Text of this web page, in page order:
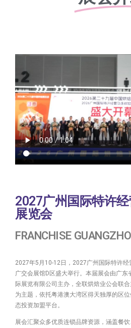
2027广州国际特许
展览会
FRANCHISE
2027年5月10-12日，2027广州国际特许经
广交会展馆D区盛大举行。本届展会由广东
际展览有限公司主办，全联烘焙业公会联合
为主题，依托粤港澳大湾区得天独厚的区
态投资加盟平台。
展会汇聚众多优质连锁品牌资源，涵盖餐